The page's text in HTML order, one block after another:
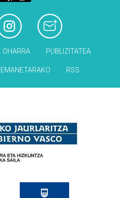
OHARRA PUBLIZITATEA
RSS